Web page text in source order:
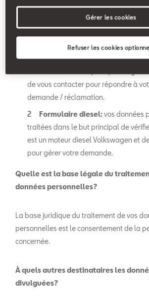
d'autres données à caractère personnel
pourrait avoir accès en utilisant les
Formulaire de contact:vos
de vous contacter pour répondre à
demande / réclamation.
Formulaire diesel:vos données
traitées dans le but principal de
est un moteur diesel Volkswagen et
pour gérer votre demande.
Quelle est la base légale du
données personnelles?
La base juridique du traitement de vos
personnelles est le consentement de la
concernée.
À quels autres destinataires les
divulguées?
Refuser les cookies
Gérer les cookies